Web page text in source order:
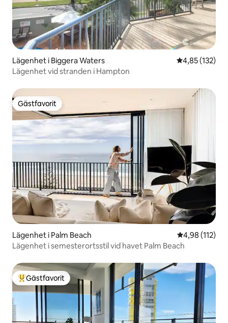
Lägenhet i Biggera Waters 4,85 av 5 i
4,85 (132)
Lägenhet vid stranden i Hampton
Gästfavorit
Gästfavorit
Lägenhet i Palm Beach 4,98 av 5 i
4,98 (112)
Lägenhet i semesterortsstil vid havet Palm Beach
Populär gästfavorit
Gästfavorit